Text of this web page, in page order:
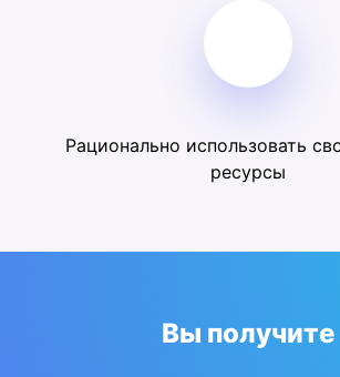
Рационально использовать
ресурсы
Вы получите